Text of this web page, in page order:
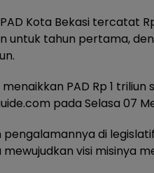
Kota Bekasi tercatat
untuk tahun pertama,
PAD Rp 1
pada Selasa 07
pengalamannya di
visi misinya